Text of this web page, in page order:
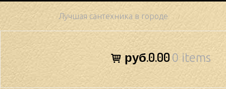
Лучшая сантехника в городе
руб.0.00 0 items